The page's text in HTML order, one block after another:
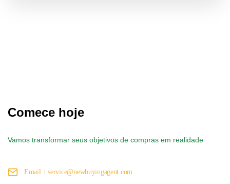
Comece hoje
Vamos transformar seus objetivos de compras em realidade
Email：service@newbuyingagent.com